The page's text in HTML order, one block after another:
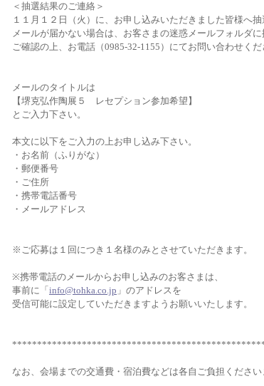
＜抽選結果のご連絡＞
１１月１２日（火）に、お申し込みいただきました皆様へ
メールが届かない場合は、お客さまの迷惑メールフォルダ
ご確認の上、お電話（0985-32-1155）にてお問い合わせくだ
メールのタイトルは
【堺克弘作陶展５ レセプション参加希望】
とご入力下さい。
本文に以下をご入力の上お申し込み下さい。
・お名前（ふりがな）
・郵便番号
・ご住所
・携帯電話番号
・メールアドレス
※ご応募は１回につき１名様のみとさせていただきます。
※携帯電話のメールからお申し込みのお客さまは、
事前に「 info@tohka.co.jp 」のアドレスを
受信可能に設定していただきますようお願いいたします。
******************************************
なお、会場までの交通費・宿泊費などは各自ご負担ください